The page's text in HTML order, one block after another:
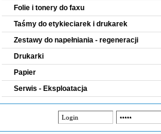
Folie i tonery do faxu
Taśmy do etykieciarek i drukarek
Zestawy do napełniania - regeneracji
Drukarki
Papier
Serwis - Eksploatacja